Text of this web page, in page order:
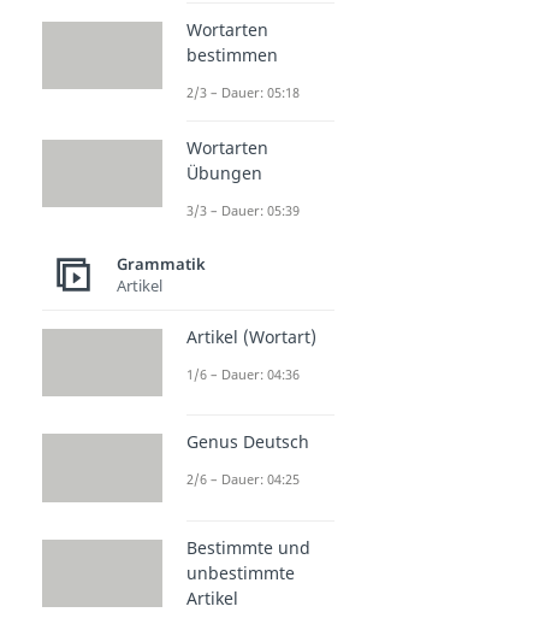
Wortarten
bestimmen
2/3 – Dauer: 05:18
Wortarten
Übungen
3/3 – Dauer: 05:39
Grammatik
Artikel
Artikel (Wortart)
1/6 – Dauer: 04:36
Genus Deutsch
2/6 – Dauer: 04:25
Bestimmte und
unbestimmte
Artikel